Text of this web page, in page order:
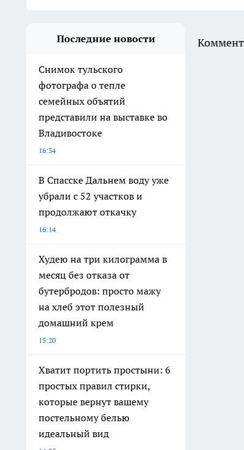
Последние новости
Снимок тульского
фотографа о тепле
семейных объятий
представили на выставке во
Владивостоке
16:34
В Спасске Дальнем воду уже
убрали с 52 участков и
продолжают откачку
16:14
Худею на три килограмма в
месяц без отказа от
бутербродов: просто мажу
на хлеб этот полезный
домашний крем
15:20
Хватит портить простыни: 6
простых правил стирки,
которые вернут вашему
постельному белью
идеальный вид